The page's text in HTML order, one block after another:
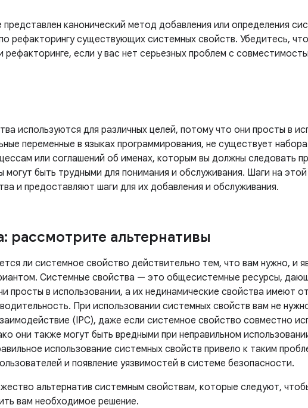
канонический метод добавления или определения
рефакторингу существующих системных свойств. Убедитесь,
рефакторинге, если у вас нет серьезных проблем с
используются для различных целей, потому что они просты в
переменные в языках программирования, не существует
или соглашений об именах, которым вы должны следовать
могут быть трудными для понимания и обслуживания. Шаги на
и предоставляют шаги для их добавления и обслуживания.
рассмотрите альтернативы
ли системное свойство действительно тем, что вам нужно, и
Системные свойства — это общесистемные ресурсы,
просты в использовании, а их нединамические свойства имеют
При использовании системных свойств вам не
(IPC), даже если системное свойство совместно
они также могут быть вредными при неправильном
использование системных свойств привело к таким
и появление уязвимостей в системе безопасности.
альтернатив системным свойствам, которые следуют,
вам необходимое решение.